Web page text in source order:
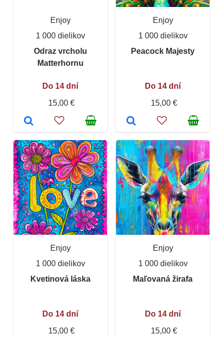
Enjoy
1 000 dielikov
Odraz vrcholu
Matterhornu
Do 14 dní
15,00 €
Enjoy
1 000 dielikov
Peacock Majesty
Do 14 dní
15,00 €
Enjoy
1 000 dielikov
Kvetinová láska
Do 14 dní
15,00 €
Enjoy
1 000 dielikov
Maľovaná žirafa
Do 14 dní
15,00 €